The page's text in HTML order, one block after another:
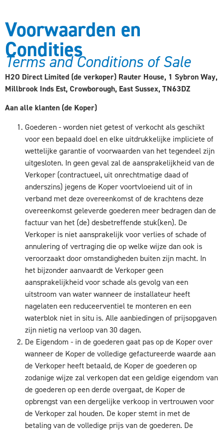
Voorwaarden en
Condities
Terms and Conditions of Sale
H2O Direct Limited (de verkoper) Rauter House, 1 Sybron Way,
Millbrook Inds Est, Crowborough, East Sussex, TN63DZ
Aan alle klanten (de Koper)
Goederen - worden niet getest of verkocht als geschikt
voor een bepaald doel en elke uitdrukkelijke impliciete of
wettelijke garantie of voorwaarden van het tegendeel zijn
uitgesloten. In geen geval zal de aansprakelijkheid van de
Verkoper (contractueel, uit onrechtmatige daad of
anderszins) jegens de Koper voortvloeiend uit of in
verband met deze overeenkomst of de krachtens deze
overeenkomst geleverde goederen meer bedragen dan de
factuur van het (de) desbetreffende stuk(ken). De
Verkoper is niet aansprakelijk voor verlies of schade of
annulering of vertraging die op welke wijze dan ook is
veroorzaakt door omstandigheden buiten zijn macht. In
het bijzonder aanvaardt de Verkoper geen
aansprakelijkheid voor schade als gevolg van een
uitstroom van water wanneer de installateur heeft
nagelaten een reduceerventiel te monteren en een
waterblok niet in situ is. Alle aanbiedingen of prijsopgaven
zijn nietig na verloop van 30 dagen.
De Eigendom - in de goederen gaat pas op de Koper over
wanneer de Koper de volledige gefactureerde waarde aan
de Verkoper heeft betaald, de Koper de goederen op
zodanige wijze zal verkopen dat een geldige eigendom van
de goederen op een derde overgaat, de Koper de
opbrengst van een dergelijke verkoop in vertrouwen voor
de Verkoper zal houden. De koper stemt in met de
betaling van de volledige prijs van de goederen. De